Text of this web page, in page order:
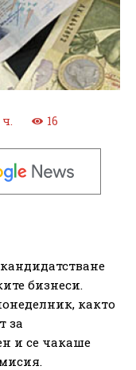
16
бизнеси.
както
за
и се чакаше